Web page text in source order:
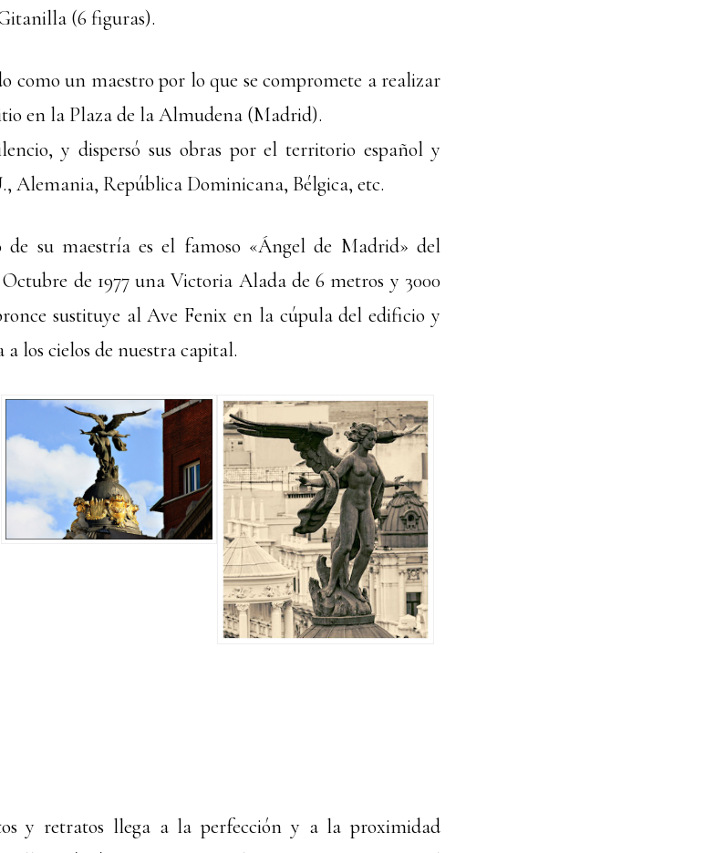
(6 figuras).
como un maestro por lo que se compromete a realizar
en la Plaza de la Almudena (Madrid).
y dispersó sus obras por el territorio español y
Alemania, República Dominicana, Bélgica, etc.
su maestría es el famoso «Ángel de Madrid» del
de 1977 una Victoria Alada de 6 metros y 3000
sustituye al Ave Fenix en la cúpula del edificio y
a los cielos de nuestra capital.
y retratos llega a la perfección y a la proximidad